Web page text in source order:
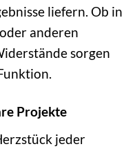
liefern. Ob in
anderen
sorgen
Projekte
jeder